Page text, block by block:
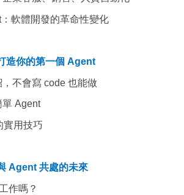
：軟體開發的革命性變化
造你的第一個 Agent
不會寫 code 也能做
單 Agent
實用技巧
Agent共處的未來
作嗎？